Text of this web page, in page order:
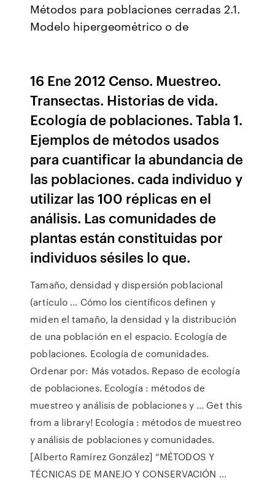
Métodos para poblaciones cerradas 2.1.
Modelo hipergeométrico o de
16 Ene 2012 Censo. Muestreo.
Transectas. Historias de vida.
Ecología de poblaciones. Tabla 1.
Ejemplos de métodos usados
para cuantificar la abundancia de
las poblaciones. cada individuo y
utilizar las 100 réplicas en el
análisis. Las comunidades de
plantas están constituidas por
individuos sésiles lo que.
Tamaño, densidad y dispersión poblacional
(artículo ... Cómo los científicos definen y
miden el tamaño, la densidad y la distribución
de una población en el espacio. Ecología de
poblaciones. Ecología de comunidades.
Ordenar por: Más votados. Repaso de ecología
de poblaciones. Ecología : métodos de
muestreo y análisis de poblaciones y ... Get this
from a library! Ecología : métodos de muestreo
y análisis de poblaciones y comunidades.
[Alberto Ramírez González] “MÉTODOS Y
TÉCNICAS DE MANEJO Y CONSERVACIÓN …